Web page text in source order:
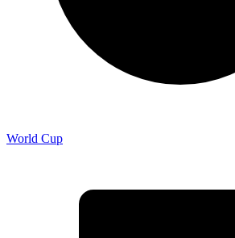
World Cup